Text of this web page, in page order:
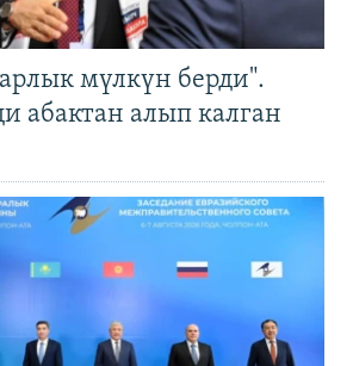
мүлкүн берди".
абактан алып калган